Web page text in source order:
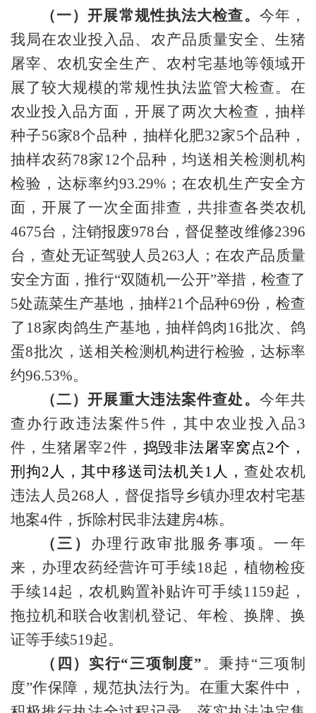
（一）开展常规性执法大检查。 今年，
我局在农业投入品、农产品质量安全、生猪
屠宰、农机安全生产、农村宅基地等领域开
展了较大规模的常规性执法监管大检查。在
农业投入品方面，开展了两次大检查，抽样
种子56家8个品种，抽样化肥32家5个品种，
抽样农药78家12个品种，均送相关检测机构
检验，达标率约93.29%；在农机生产安全方
面，开展了一次全面排查，共排查各类农机
4675台，注销报废978台，督促整改维修2396
台，查处无证驾驶人员263人；在农产品质量
安全方面，推行“双随机一公开”举措，检查了
5处蔬菜生产基地，抽样21个品种69份，检查
了18家肉鸽生产基地，抽样鸽肉16批次、鸽
蛋8批次，送相关检测机构进行检验，达标率
约96.53%。
（二）开展重大违法案件查处。 今年共
查办行政违法案件5件，其中农业投入品3
件，生猪屠宰2件， 捣毁非法屠宰窝点2个，
刑拘2人，其中移送司法机关1人，查处农机
违法人员268人，督促指导乡镇办理农村宅基
地案4件，拆除村民非法建房4栋。
（三） 办理行政审批服务事项。一年
来，办理农药经营许可手续18起，植物检疫
手续14起，农机购置补贴许可手续1159起，
拖拉机和联合收割机登记、年检、换牌、换
证等手续519起。
（四）实行“三项制度” 。秉持“三项制
度”作保障，规范执法行为。在重大案件中，